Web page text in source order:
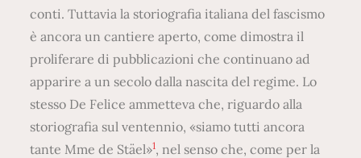
conti. Tuttavia la storiografia italiana del fascismo
è ancora un cantiere aperto, come dimostra il
proliferare di pubblicazioni che continuano ad
apparire a un secolo dalla nascita del regime. Lo
stesso De Felice ammetteva che, riguardo alla
storiografia sul ventennio, «siamo tutti ancora
tante Mme de Stäel»1, nel senso che, come per la